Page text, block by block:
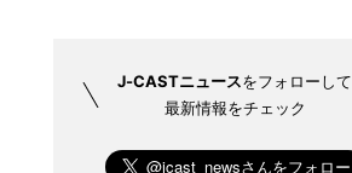
J-CASTニュースをフォローして
最新情報をチェック